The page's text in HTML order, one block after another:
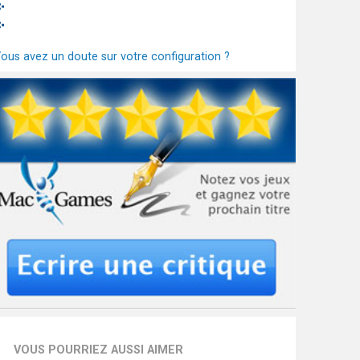
avez un doute sur votre configuration ?
VOUS POURRIEZ AUSSI AIMER